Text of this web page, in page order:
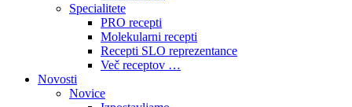
Specialitete
PRO recepti
Molekularni recepti
Recepti SLO reprezentance
Več receptov …
Novosti
Novice